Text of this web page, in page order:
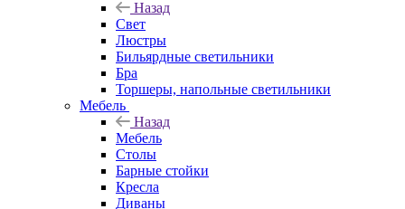
Назад
Свет
Люстры
Бильярдные светильники
Бра
Торшеры, напольные светильники
Мебель
Назад
Мебель
Столы
Барные стойки
Кресла
Диваны